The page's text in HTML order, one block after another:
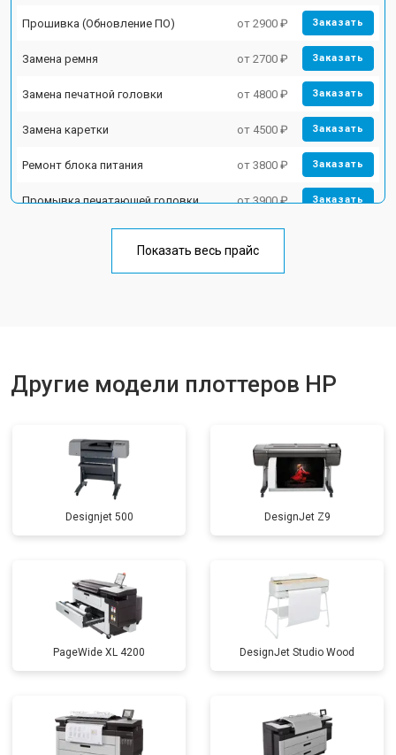
Прошивка (Обновление ПО) от 2900 ₽ Заказать
Замена ремня от 2700 ₽ Заказать
Замена печатной головки от 4800 ₽ Заказать
Замена каретки от 4500 ₽ Заказать
Ремонт блока питания от 3800 ₽ Заказать
Промывка печатающей головки от 3900 ₽ Заказать
Показать весь прайс
Другие модели плоттеров HP
Designjet 500 DesignJet Z9
PageWide XL 4200 DesignJet Studio Wood